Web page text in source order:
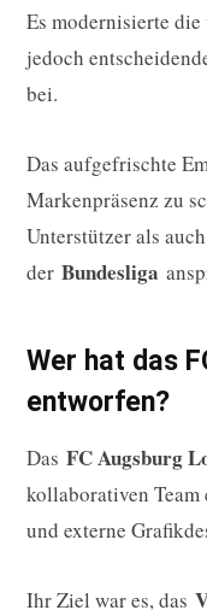
Es modernisierte
jedoch
bei.
Das aufgefrischte
Markenpräsenz zu
Unterstützer als
der Bundesliga
Wer hat das
entworfen?
Das FC Augsburg
kollaborativen Team
und externe
Ihr Ziel war es, das